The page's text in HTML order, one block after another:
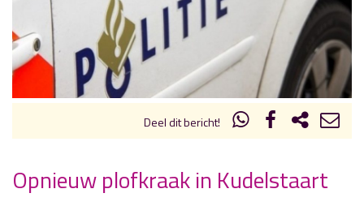
Inklappen
Deel dit bericht!
Opnieuw plofkraak in Kudelstaart